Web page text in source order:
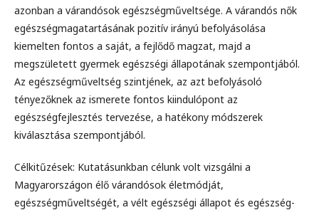
azonban a várandósok egészségműveltsége. A várandós nők
egészségmagatartásának pozitív irányú befolyásolása
kiemelten fontos a saját, a fejlődő magzat, majd a
megszületett gyermek egészségi állapotának szempontjából.
Az egészségműveltség szintjének, az azt befolyásoló
tényezőknek az ismerete fontos kiindulópont az
egészségfejlesztés tervezése, a hatékony módszerek
kiválasztása szempontjából.
Célkitűzések: Kutatásunkban célunk volt vizsgálni a
Magyarországon élő várandósok életmódját,
egészségműveltségét, a vélt egészségi állapot és egészség-